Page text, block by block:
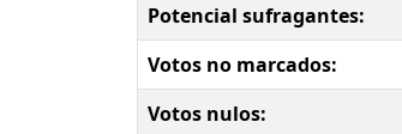
Potencial sufragantes:
Votos no marcados:
Votos nulos: